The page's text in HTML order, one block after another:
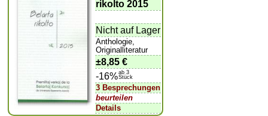
rikolto 2015
Nicht auf Lager
Anthologie,
Originalliteratur
±8,85 €
-16%ab 3
Stück
3 Besprechungen
beurteilen
Details